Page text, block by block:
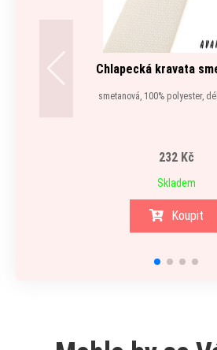
Chlapecká kravata
smetanová, 100% polyester,
232 Kč
Skladem
Koupit